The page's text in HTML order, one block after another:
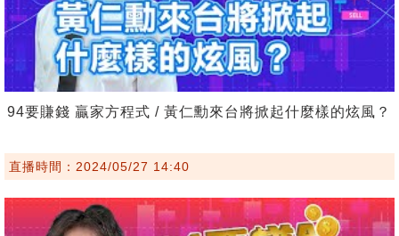
94要賺錢 贏家方程式 / 黃仁勳來台將掀起什麼樣的炫風？
直播時間：2024/05/27 14:40